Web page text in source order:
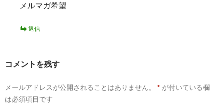
メルマガ希望
返信
コメントを残す
メールアドレスが公開されることはありません。 * が付いている欄
は必須項目です